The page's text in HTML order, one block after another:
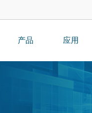
产品 应用